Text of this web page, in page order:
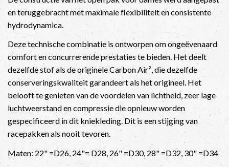
en teruggebracht met maximale flexibiliteit en consistente
hydrodynamica.
Deze technische combinatie is ontworpen om ongeëvenaard
comfort en concurrerende prestaties te bieden. Het deelt
dezelfde stof als de originele Carbon Air², die dezelfde
conserveringskwaliteit garandeert als het origineel. Het
belooft te genieten van de voordelen van lichtheid, zeer lage
luchtweerstand en compressie die opnieuw worden
gespecificeerd in dit kniekleding. Dit is een stijging van
racepakken als nooit tevoren.
Maten: 22" =D26, 24"= D28, 26" =D30, 28" =D32, 30" =D34